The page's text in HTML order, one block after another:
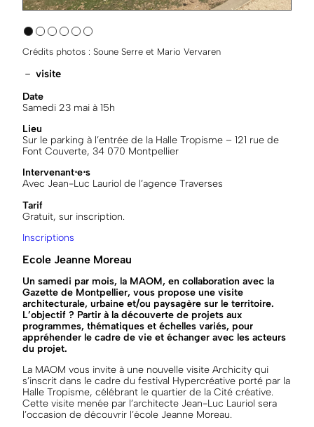
Crédits photos : Soune Serre et Mario Vervaren
－ visite
Date
Samedi 23 mai à 15h
Lieu
Sur le parking à l’entrée de la Halle Tropisme – 121 rue de
Font Couverte, 34 070 Montpellier
Intervenant⋅e⋅s
Avec Jean-Luc Lauriol de l’agence Traverses
Tarif
Gratuit, sur inscription.
Inscriptions
Ecole Jeanne Moreau
Un samedi par mois, la MAOM, en collaboration avec la
Gazette de Montpellier, vous propose une visite
architecturale, urbaine et/ou paysagère sur le territoire.
L’objectif ? Partir à la découverte de projets aux
programmes, thématiques et échelles variés, pour
appréhender le cadre de vie et échanger avec les acteurs
du projet.
La MAOM vous invite à une nouvelle visite Archicity qui
s’inscrit dans le cadre du festival Hypercréative porté par la
Halle Tropisme, célébrant le quartier de la Cité créative.
Cette visite menée par l’architecte Jean-Luc Lauriol sera
l’occasion de découvrir l’école Jeanne Moreau.